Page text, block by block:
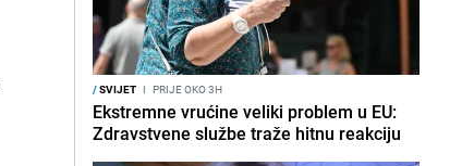
/SVIJET I PRIJE OKO 3H
Ekstremne vrućine veliki problem u EU:
Zdravstvene službe traže hitnu reakciju